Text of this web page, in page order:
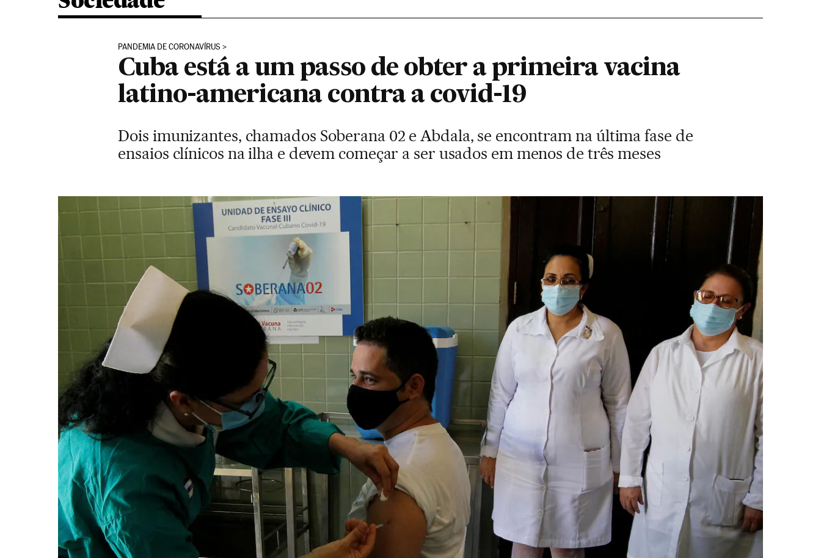
PANDEMIA DE CORONAVÍRUS
Cuba está a um passo de obter a primeira vacina
latino-americana contra a covid-19
Dois imunizantes, chamados Soberana 02 e Abdala, se encontram na última fase de
ensaios clínicos na ilha e devem começar a ser usados em menos de três meses